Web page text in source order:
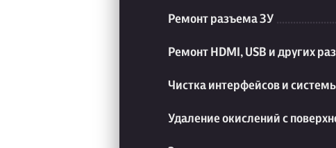
Ремонт разъема ЗУ
Ремонт HDMI, USB и других
Чистка интерфейсов и
Удаление окислений с